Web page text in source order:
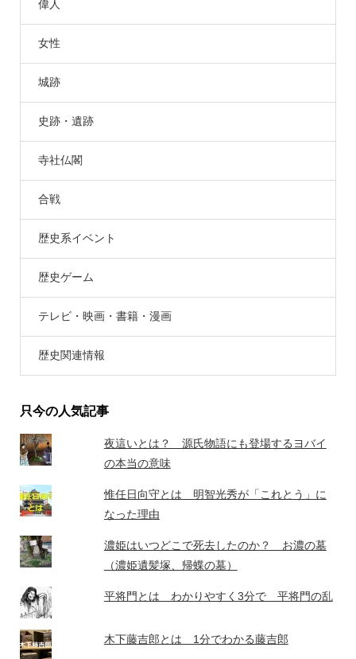
偉人
女性
城跡
史跡・遺跡
寺社仏閣
合戦
歴史系イベント
歴史ゲーム
テレビ・映画・書籍・漫画
歴史関連情報
只今の人気記事
夜這いとは？ 源氏物語にも登場するヨバイ
の本当の意味
惟任日向守とは 明智光秀が「これとう」に
なった理由
濃姫はいつどこで死去したのか？ お濃の墓
（濃姫遺髪塚、帰蝶の墓）
平将門とは わかりやすく3分で 平将門の乱
木下藤吉郎とは 1分でわかる藤吉郎